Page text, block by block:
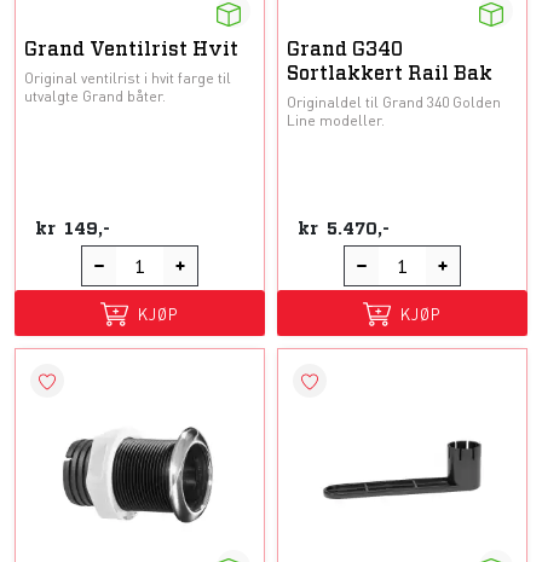
Grand Ventilrist Hvit
Original ventilrist i hvit farge til
utvalgte Grand båter.
kr 149,-
KJØP
Grand G340
Sortlakkert Rail Bak
Originaldel til Grand 340 Golden
Line modeller.
kr 5.470,-
KJØP